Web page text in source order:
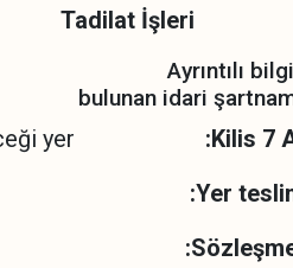
İşleri
EKAP’ta
edileceği yer
:Kilis 7
tarihi
:Yer
:Sözleşmenin